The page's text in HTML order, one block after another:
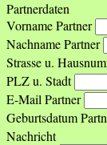
Partnerdaten
Vorname Partner
Nachname Partner
Strasse u.
PLZ u. Stadt
E-Mail Partner
Geburtsdatum
Nachricht